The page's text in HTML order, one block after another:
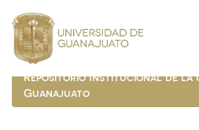
navigation
Repositorio Institucional de la
Guanajuato